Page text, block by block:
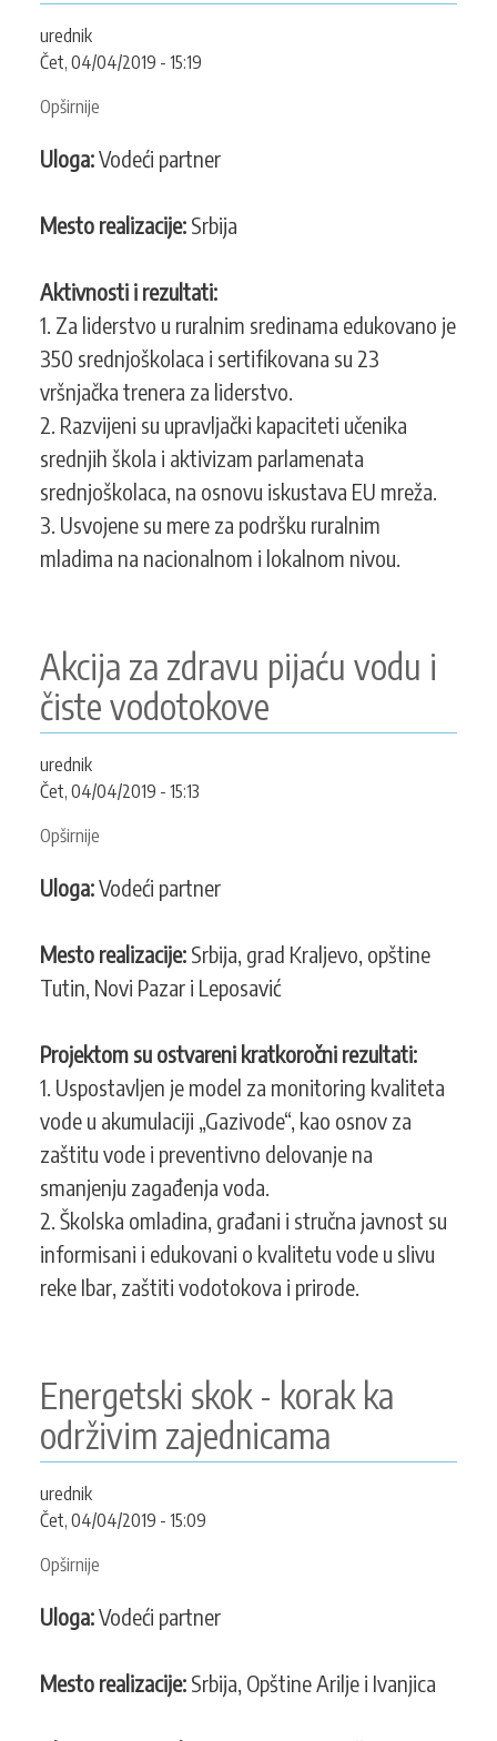
urednik
Čet, 04/04/2019 - 15:19
Opširnije
ruralna
potencijal
za
ruralnih
zajednica
Uloga:Vodeći partner
Mesto realizacije: Srbija
Aktivnosti i rezultati:
1. Za liderstvo u ruralnim sredinama edukovano je
350 srednjoškolaca i sertifikovana su 23
vršnjačka trenera za liderstvo.
2. Razvijeni su upravljački kapaciteti učenika
srednjih škola i aktivizam parlamenata
srednjoškolaca, na osnovu iskustava EU mreža.
3. Usvojene su mere za podršku ruralnim
mladima na nacionalnom i lokalnom nivou.
Akcija za zdravu pijaću vodu i
čiste vodotokove
urednik
Čet, 04/04/2019 - 15:13
Opširnije
za
pijaću
vodu
i
vodotokove
Uloga:Vodeći partner
Mesto realizacije: Srbija, grad Kraljevo, opštine
Tutin, Novi Pazar i Leposavić
Projektom su ostvareni kratkoročni rezultati:
1. Uspostavljen je model za monitoring kvaliteta
vode u akumulaciji „Gazivode“, kao osnov za
zaštitu vode i preventivno delovanje na
smanjenju zagađenja voda.
2. Školska omladina, građani i stručna javnost su
informisani i edukovani o kvalitetu vode u slivu
reke Ibar, zaštiti vodotokova i prirode.
Energetski skok - korak ka
održivim zajednicama
urednik
Čet, 04/04/2019 - 15:09
Opširnije
skok
korak
ka
Uloga:Vodeći partner
Mesto realizacije: Srbija, Opštine Arilje i Ivanjica